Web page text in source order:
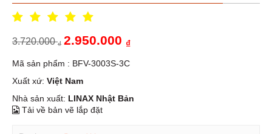
3.720.000₫ 2.950.000 ₫
Mã sản phẩm : BFV-3003S-3C
Xuất xứ: Việt Nam
Nhà sản xuất: LINAX Nhật Bản
Tải về bản vẽ lắp đặt